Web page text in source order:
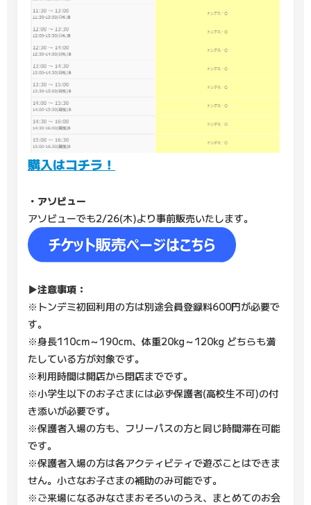
購入はコチラ！
・アソビュー
アソビューでも2/26(木)より事前販売いたします。
▶注意事項：
※トンデミ初回利用の方は別途会員登録料600円が必要で
す。
※身長110cm～190cm、体重20kg～120kg どちらも満
たしている方が対象です。
※利用時間は開店から閉店までです。
※小学生以下のお子さまには必ず保護者(高校生不可)の付
き添いが必要です。
※保護者入場の方も、フリーパスの方と同じ時間滞在可能
です。
※保護者入場の方は各アクティビティで遊ぶことはできま
せん。小さなお子さまの補助のみ可能です。
※ご来場になるみなさまおそろいのうえ、まとめてのお会